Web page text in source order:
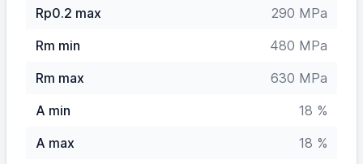
Rp0.2 max
290 MPa
Rm min
480 MPa
Rm max
630 MPa
A min
18 %
A max
18 %